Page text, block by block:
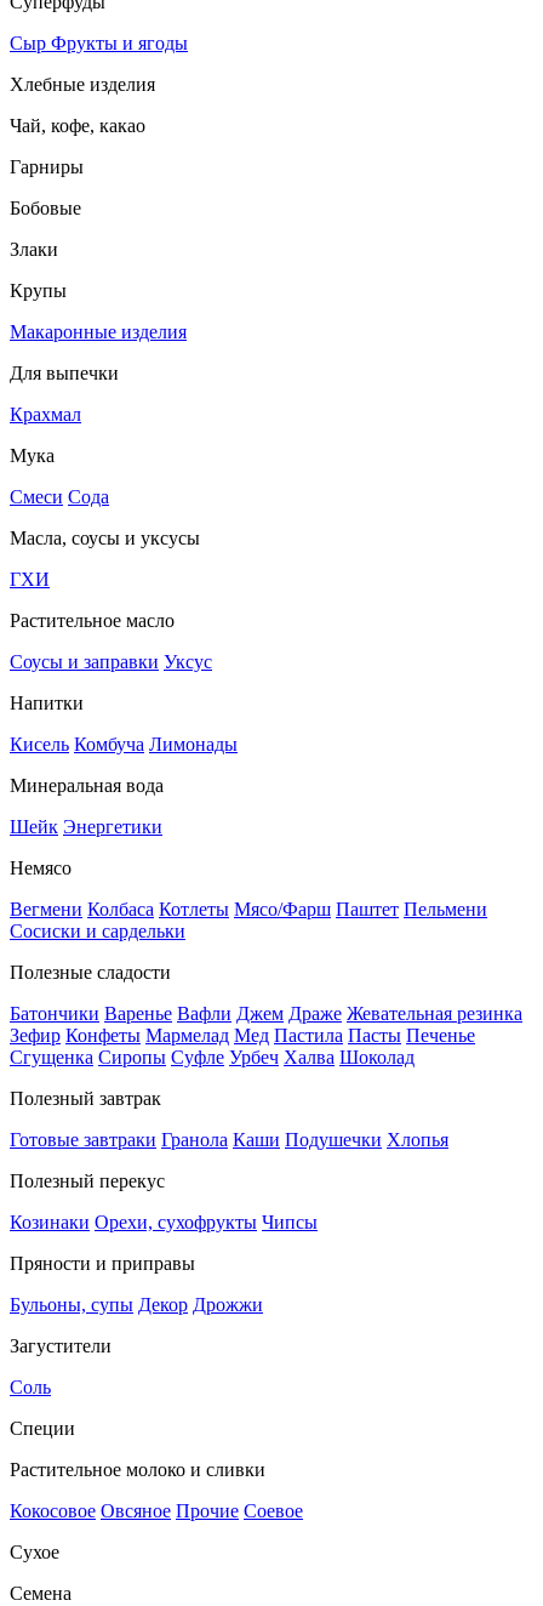
Сыр Фрукты и ягоды
Хлебные изделия
Чай, кофе, какао
Гарниры
Бобовые
Злаки
Крупы
Макаронные изделия
Для выпечки
Крахмал
Мука
Смеси Сода
Масла, соусы и уксусы
ГХИ
Растительное масло
Соусы и заправки Уксус
Напитки
Кисель Комбуча Лимонады
Минеральная вода
Шейк Энергетики
Немясо
Вегмени Колбаса Котлеты Мясо/Фарш Паштет Пельмени
Сосиски и сардельки
Полезные сладости
Батончики Варенье Вафли Джем Драже Жевательная резинка
Зефир Конфеты Мармелад Мед Пастила Пасты Печенье
Сгущенка Сиропы Суфле Урбеч Халва Шоколад
Полезный завтрак
Готовые завтраки Гранола Каши Подушечки Хлопья
Полезный перекус
Козинаки Орехи, сухофрукты Чипсы
Пряности и приправы
Бульоны, супы Декор Дрожжи
Загустители
Соль
Специи
Растительное молоко и сливки
Кокосовое Овсяное Прочие Соевое
Сухое
Семена